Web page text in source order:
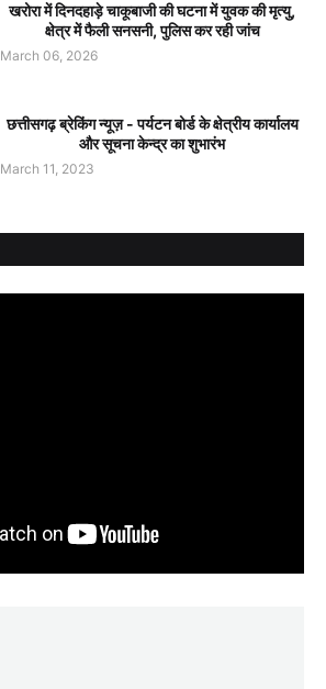
खरोरा में दिनदहाड़े चाकूबाजी की घटना में युवक की मृत्यु,
क्षेत्र में फैली सनसनी, पुलिस कर रही जांच
March 06, 2026
छत्तीसगढ़ ब्रेकिंग न्यूज़ - पर्यटन बोर्ड के क्षेत्रीय कार्यालय
और सूचना केन्द्र का शुभारंभ
March 11, 2023